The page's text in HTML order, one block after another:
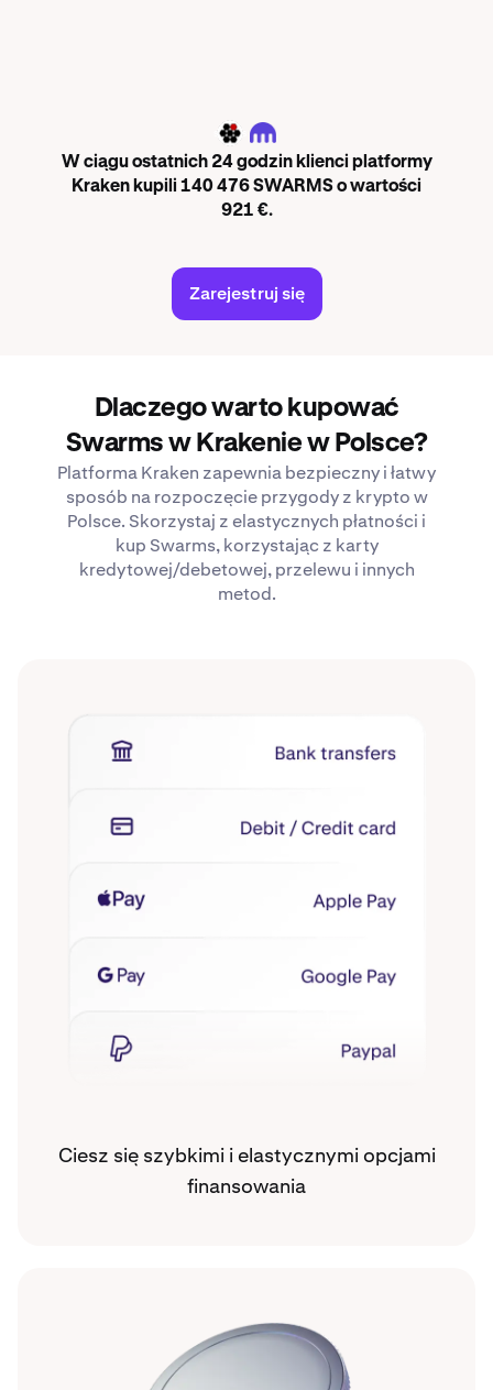
SWARMS
W ciągu ostatnich 24 godzin klienci platformy
Kraken kupili 140 476 SWARMS o wartości
921 €.
Zarejestruj się
Dlaczego warto kupować
Swarms w Krakenie w Polsce?
Platforma Kraken zapewnia bezpieczny i łatwy
sposób na rozpoczęcie przygody z krypto w
Polsce. Skorzystaj z elastycznych płatności i
kup Swarms, korzystając z karty
kredytowej/debetowej, przelewu i innych
metod.
Ciesz się szybkimi i elastycznymi opcjami
finansowania